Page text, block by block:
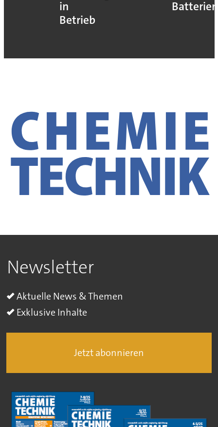
in
Betrieb
Batterien
Newsletter
Aktuelle News & Themen
Exklusive Inhalte
Jetzt abonnieren